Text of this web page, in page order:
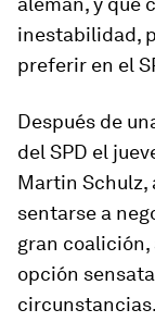
inestabilidad,
preferir en el
Después de
del SPD el
Martin Schulz,
sentarse a
gran coalición,
opción